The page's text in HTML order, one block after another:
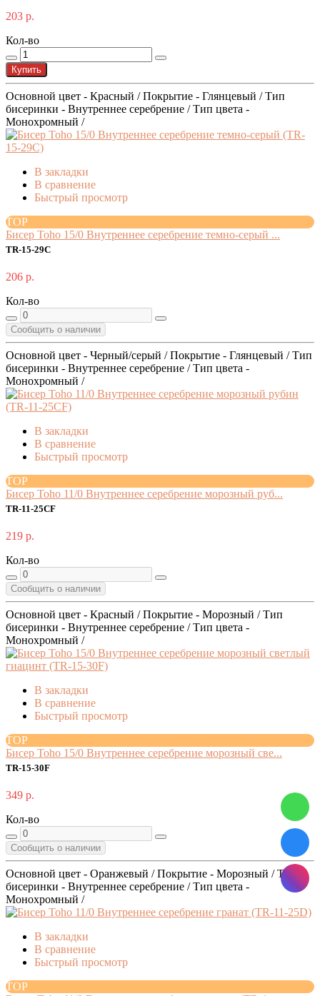
203 р.
Кол-во
Купить
Основной цвет - Красный / Покрытие - Глянцевый / Тип
бисеринки - Внутреннее серебрение / Тип цвета -
Монохромный /
В закладки
В сравнение
Быстрый просмотр
TOP
Бисер Toho 15/0 Внутреннее серебрение темно-серый ...
TR-15-29C
206 р.
Кол-во
Сообщить о наличии
Основной цвет - Черный/серый / Покрытие - Глянцевый / Тип
бисеринки - Внутреннее серебрение / Тип цвета -
Монохромный /
В закладки
В сравнение
Быстрый просмотр
TOP
Бисер Toho 11/0 Внутреннее серебрение морозный руб...
TR-11-25CF
219 р.
Кол-во
Сообщить о наличии
Основной цвет - Красный / Покрытие - Морозный / Тип
бисеринки - Внутреннее серебрение / Тип цвета -
Монохромный /
В закладки
В сравнение
Быстрый просмотр
TOP
Бисер Toho 15/0 Внутреннее серебрение морозный све...
TR-15-30F
349 р.
Кол-во
Сообщить о наличии
Основной цвет - Оранжевый / Покрытие - Морозный / Тип
бисеринки - Внутреннее серебрение / Тип цвета -
Монохромный /
В закладки
В сравнение
Быстрый просмотр
TOP